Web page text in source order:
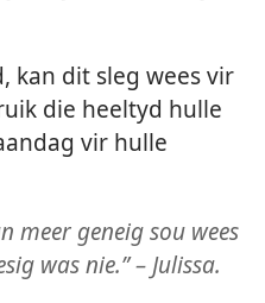
kan dit sleg wees vir
die heeltyd hulle
vir hulle
meer geneig sou wees
was nie.” – Julissa.